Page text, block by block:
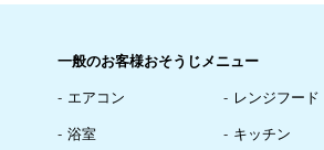
一般のお客様おそうじメニュー
エアコン レンジフード
浴室 キッチン